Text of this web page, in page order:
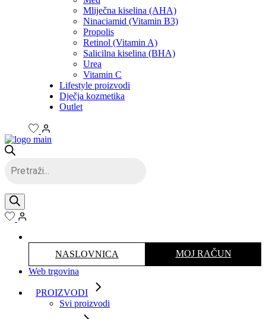
Mliječna kiselina (AHA)
Ninaciamid (Vitamin B3)
Propolis
Retinol (Vitamin A)
Salicilna kiselina (BHA)
Urea
Vitamin C
Lifestyle proizvodi
Dječja kozmetika
Outlet
search
NASLOVNICA
MOJ RAČUN
Web trgovina
PROIZVODI
Svi proizvodi